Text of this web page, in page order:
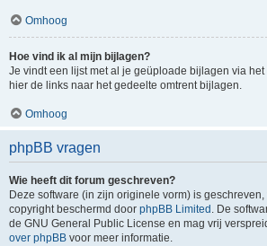
Omhoog
Hoe vind ik al mijn bijlagen?
Je vindt een lijst met al je geüploade bijlagen via
hier de links naar het gedeelte omtrent bijlagen.
Omhoog
phpBB vragen
Wie heeft dit forum geschreven?
Deze software (in zijn originele vorm) is
copyright beschermd door phpBB Limited . De
de GNU General Public License en mag vrij
over phpBB voor meer informatie.